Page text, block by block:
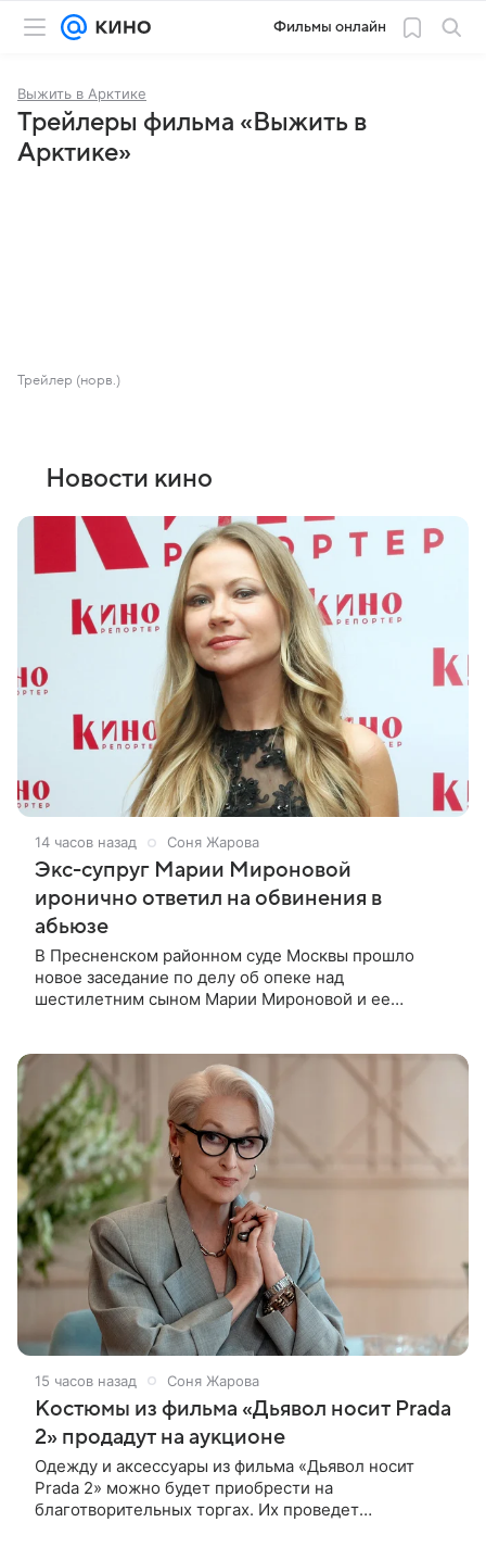
Фильмы онлайн
Выжить в Арктике
Трейлеры фильма «Выжить в
Арктике»
Трейлер (норв.)
Новости кино
14 часов назад Соня Жарова
Экс-супруг Марии Мироновой
иронично ответил на обвинения в
абьюзе
В Пресненском районном суде Москвы прошло
новое заседание по делу об опеке над
шестилетним сыном Марии Мироновой и ее
15 часов назад Соня Жарова
Костюмы из фильма «Дьявол носит Prada
2» продадут на аукционе
Одежду и аксессуары из фильма «Дьявол носит
Prada 2» можно будет приобрести на
благотворительных торгах. Их проведет